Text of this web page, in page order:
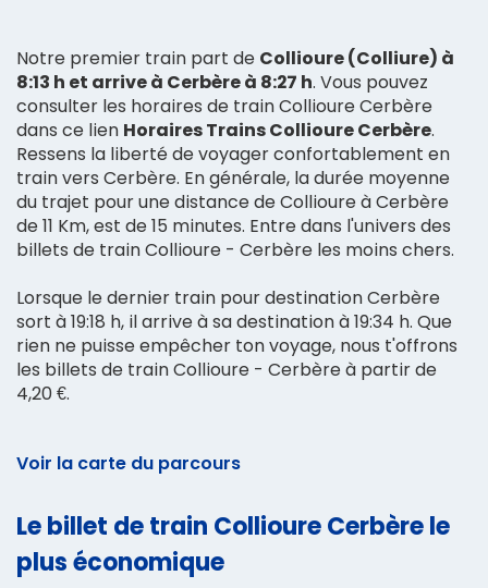
Notre premier train part de Collioure (Colliure) à
8:13 h et arrive à Cerbère à 8:27 h. Vous pouvez
consulter les horaires de train Collioure Cerbère
dans ce lien Horaires Trains Collioure Cerbère.
Ressens la liberté de voyager confortablement en
train vers Cerbère. En générale, la durée moyenne
du trajet pour une distance de Collioure à Cerbère
de 11 Km, est de 15 minutes. Entre dans l'univers des
billets de train Collioure - Cerbère les moins chers.
Lorsque le dernier train pour destination Cerbère
sort à 19:18 h, il arrive à sa destination à 19:34 h. Que
rien ne puisse empêcher ton voyage, nous t'offrons
les billets de train Collioure - Cerbère à partir de
4,20 €.
Voir la carte du parcours
Le billet de train Collioure Cerbère le
plus économique